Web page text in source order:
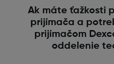
Ak máte ťažkosti
prijímača a
prijímačom
oddelenie